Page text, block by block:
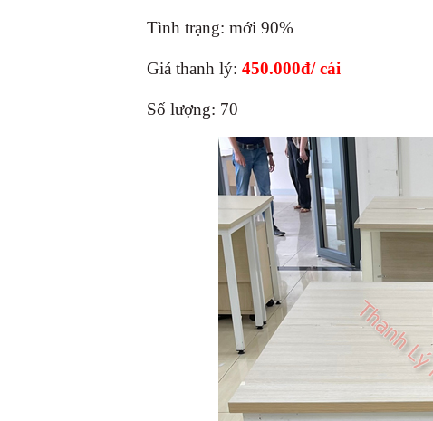
Tình trạng: mới 90%
Giá thanh lý: 450.000đ/ cái
Số lượng: 70